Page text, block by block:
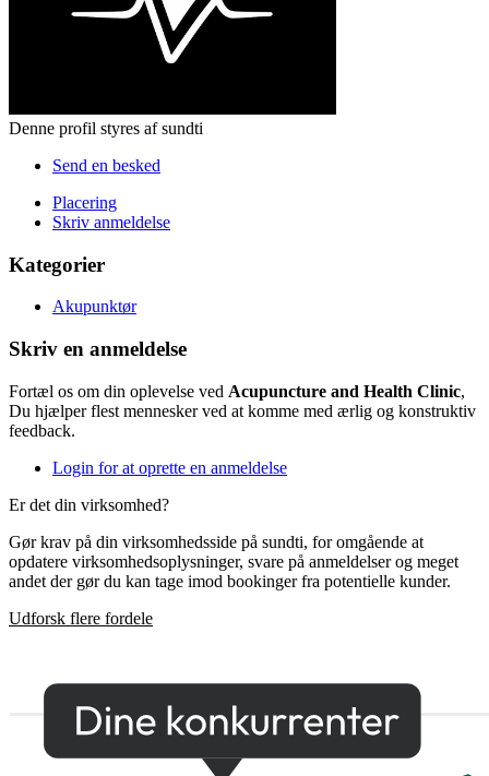
Denne profil styres af sundti
Send en besked
Placering
Skriv anmeldelse
Kategorier
Akupunktør
Skriv en anmeldelse
Fortæl os om din oplevelse ved Acupuncture and Health Clinic,
Du hjælper flest mennesker ved at komme med ærlig og konstruktiv
feedback.
Login for at oprette en anmeldelse
Er det din virksomhed?
Gør krav på din virksomhedsside på sundti, for omgående at
opdatere virksomhedsoplysninger, svare på anmeldelser og meget
andet der gør du kan tage imod bookinger fra potentielle kunder.
Udforsk flere fordele